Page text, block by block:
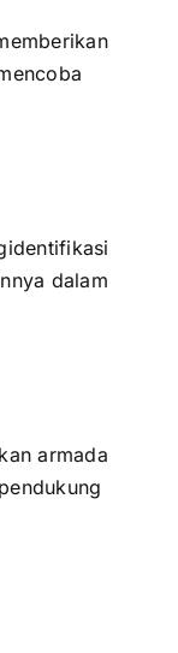
dalam
armada